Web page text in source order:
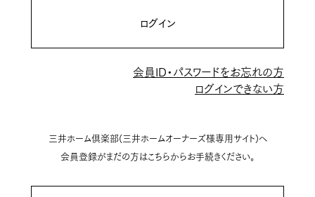
ログイン
会員ID・パスワードをお忘れの方
ログインできない方
三井ホーム倶楽部(三井ホームオーナーズ様専用サイト)へ
会員登録がまだの方はこちらからお手続きください。